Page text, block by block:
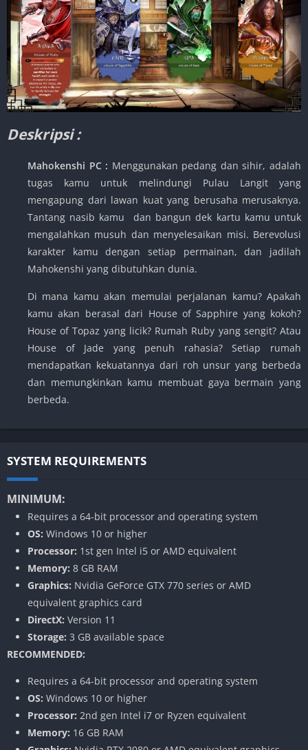
Deskripsi :
Mahokenshi PC : Menggunakan pedang dan sihir, adalah
tugas kamu untuk melindungi Pulau Langit yang
mengapung dari lawan kuat yang berusaha merusaknya.
Tantang nasib kamu dan bangun dek kartu kamu untuk
mengalahkan musuh dan menyelesaikan misi. Berevolusi
karakter kamu dengan setiap permainan, dan jadilah
Mahokenshi yang dibutuhkan dunia.
Di mana kamu akan memulai perjalanan kamu? Apakah
kamu akan berasal dari House of Sapphire yang kokoh?
House of Topaz yang licik? Rumah Ruby yang sengit? Atau
House of Jade yang penuh rahasia? Setiap rumah
mendapatkan kekuatannya dari roh unsur yang berbeda
dan memungkinkan kamu membuat gaya bermain yang
berbeda.
SYSTEM REQUIREMENTS
MINIMUM:
Requires a 64-bit processor and operating system
OS: Windows 10 or higher
Processor: 1st gen Intel i5 or AMD equivalent
Memory: 8 GB RAM
Graphics: Nvidia GeForce GTX 770 series or AMD
equivalent graphics card
DirectX: Version 11
Storage: 3 GB available space
RECOMMENDED:
Requires a 64-bit processor and operating system
OS: Windows 10 or higher
Processor: 2nd gen Intel i7 or Ryzen equivalent
Memory: 16 GB RAM